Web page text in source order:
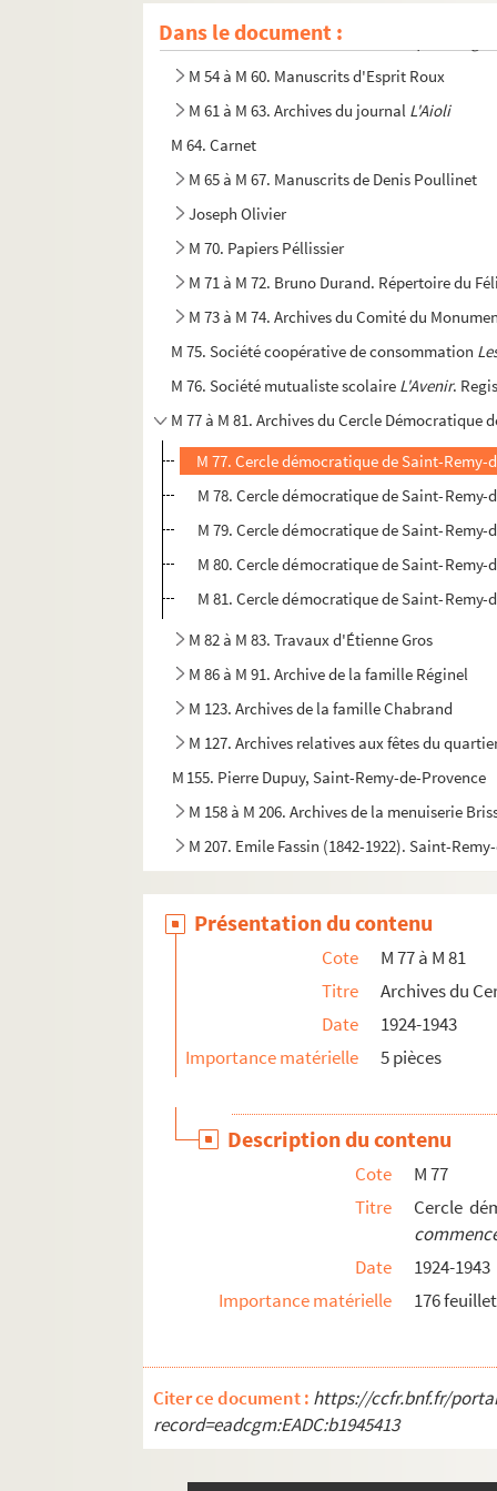
Dans le document :
M 41 à M 52. Manuscrits de Jan de la
M 53. Denis-Casimir Cassan.
M 54 à M 60. Manuscrits d'Esprit Roux
M 61 à M 63. Archives du journal L'Aioli
M 64. Carnet
M 65 à M 67. Manuscrits de Denis Poullinet
Joseph Olivier
M 70. Papiers Péllissier
M 71 à M 72. Bruno Durand. Répertoire du
M 73 à M 74. Archives du Comité du
M 75. Société coopérative de consommation
M 76. Société mutualiste scolaire L'Avenir.
M 77 à M 81. Archives du Cercle Démocratique
M 77. Cercle démocratique de Saint-Remy-
M 78. Cercle démocratique de Saint-
M 79. Cercle démocratique de Saint-
M 80. Cercle démocratique de Saint-
M 81. Cercle démocratique de Saint-
M 82 à M 83. Travaux d'Étienne Gros
M 86 à M 91. Archive de la famille Réginel
M 123. Archives de la famille Chabrand
M 127. Archives relatives aux fêtes du
M 155. Pierre Dupuy,Saint-Remy-de-Provence
M 158 à M 206. Archives de la menuiserie
M 207. Emile Fassin (1842-1922). Saint-
Présentation du contenu
Cote
M 77 à M 81
Titre
Archives du
Date
1924-1943
Importance matérielle
5 pièces
Description du contenu
Cote
M 77
Titre
Cercle
Date
1924-1943
Importance matérielle
176
Citer ce document : https://ccfr.bnf.fr/
record=eadcgm:EADC:b1945413